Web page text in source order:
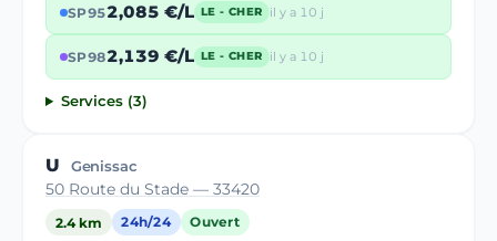
SP952,085 €/L LE - CHER il y a 10 j
SP982,139 €/L LE - CHER il y a 10 j
Services (3)
U Genissac
50 Route du Stade — 33420
2.4 km 24h/24 Ouvert